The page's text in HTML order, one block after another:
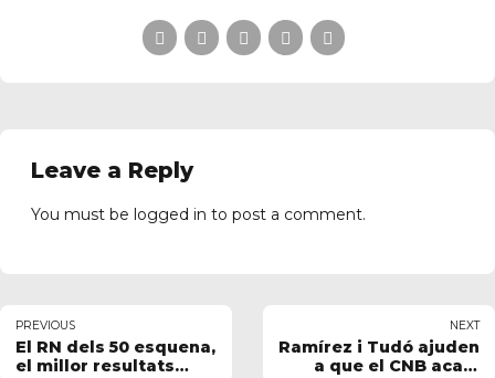
Leave a Reply
You must be logged in to post a comment.
PREVIOUS
El RN dels 50 esquena,
el millor resultats
NEXT
Ramírez i Tudó ajuden
a que el CNB acabi